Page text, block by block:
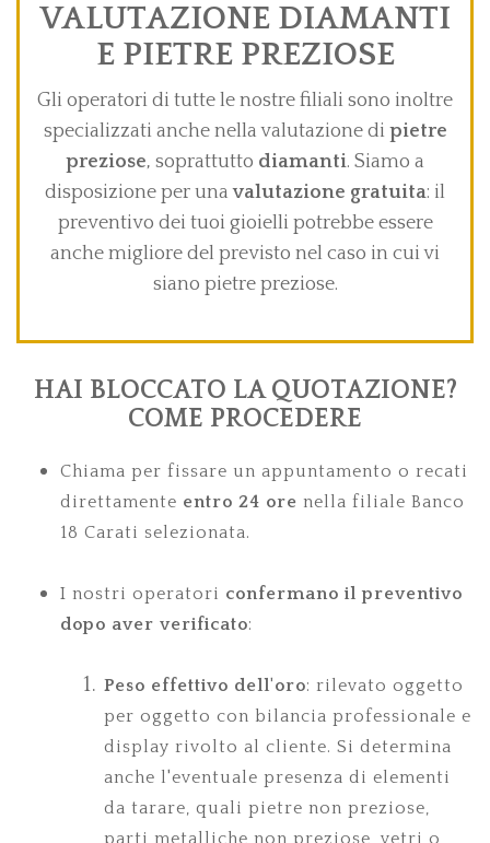
VALUTAZIONE DIAMANTI
E PIETRE PREZIOSE
Gli operatori di tutte le nostre filiali sono inoltre
specializzati anche nella valutazione di pietre
preziose, soprattutto diamanti. Siamo a
disposizione per unavalutazione gratuita: il
preventivo dei tuoi gioielli potrebbe essere
anche migliore del previsto nel caso in cui vi
siano pietre preziose.
HAI BLOCCATO LA QUOTAZIONE?
COME PROCEDERE
Chiama per fissare un appuntamento o recati
direttamente entro 24 ore nella filiale Banco
18 Carati selezionata.
I nostri operatori confermano il preventivo
dopo aver verificato:
Peso effettivo dell'oro: rilevato oggetto
per oggetto con bilancia professionale e
display rivolto al cliente. Si determina
anche l'eventuale presenza di elementi
da tarare, quali pietre non preziose,
parti metalliche non preziose, vetri o